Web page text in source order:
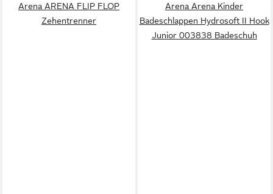
Arena ARENA FLIP FLOP
Zehentrenner
Arena Arena Kinder
Badeschlappen Hydrosoft II Hook
Junior 003838 Badeschuh